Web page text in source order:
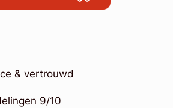
& vertrouwd
9/10